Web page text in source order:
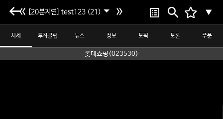
[20분지연] test123 (21) ▼
시세 투자클럽 뉴스 정보 토픽 토론 주문
롯데쇼핑(023530)